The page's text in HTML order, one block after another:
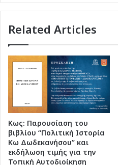
Related Articles
Κως: Παρουσίαση του
βιβλίου “Πολιτική Ιστορία
Κω Δωδεκανήσου” και
εκδήλωση τιμής για την
Τοπική Αυτοδιοίκηση